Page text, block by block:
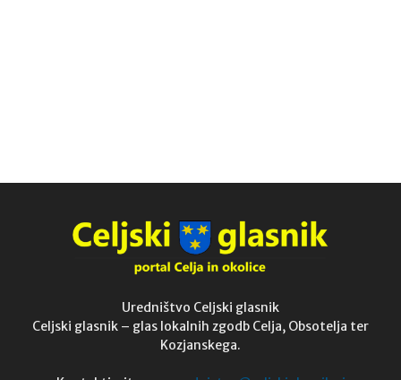
Uredništvo Celjski glasnik
Celjski glasnik – glas lokalnih zgodb Celja, Obsotelja ter
Kozjanskega.